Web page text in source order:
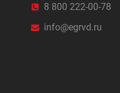
8 800 222-00-78
info@egrvd.ru